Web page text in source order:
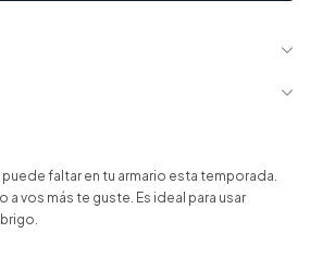
faltar en tu armario esta temporada.
vos más te guste. Es ideal para usar